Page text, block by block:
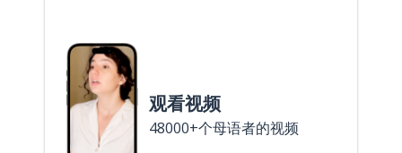
观看视频
48000+个母语者的视频